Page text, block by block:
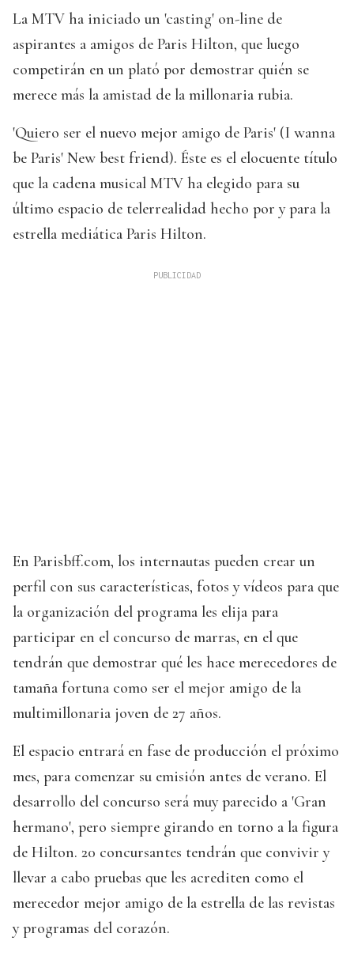
La MTV ha iniciado un 'casting' on-line de
aspirantes a amigos de Paris Hilton, que luego
competirán en un plató por demostrar quién se
merece más la amistad de la millonaria rubia.
'Quiero ser el nuevo mejor amigo de Paris' (I wanna
be Paris' New best friend). Éste es el elocuente título
que la cadena musical MTV ha elegido para su
último espacio de telerrealidad hecho por y para la
estrella mediática Paris Hilton.
En Parisbff.com, los internautas pueden crear un
perfil con sus características, fotos y vídeos para que
la organización del programa les elija para
participar en el concurso de marras, en el que
tendrán que demostrar qué les hace merecedores de
tamaña fortuna como ser el mejor amigo de la
multimillonaria joven de 27 años.
El espacio entrará en fase de producción el próximo
mes, para comenzar su emisión antes de verano. El
desarrollo del concurso será muy parecido a 'Gran
hermano', pero siempre girando en torno a la figura
de Hilton. 20 concursantes tendrán que convivir y
llevar a cabo pruebas que les acrediten como el
merecedor mejor amigo de la estrella de las revistas
y programas del corazón.